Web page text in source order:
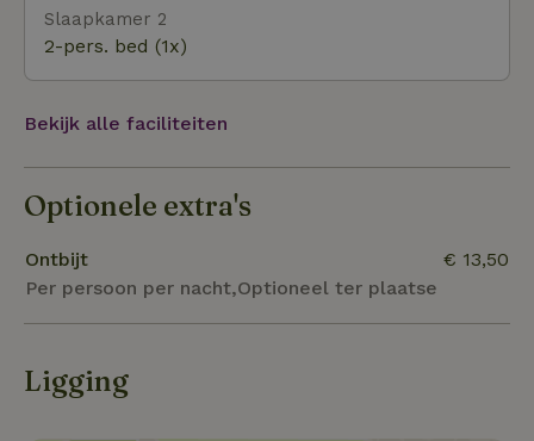
waar het zalig fietsen is.
Slaapkamer 2
2-pers. bed (1x)
Bekijk alle faciliteiten
Optionele extra's
Ontbijt
Per persoon per nacht,Optioneel ter plaatse
€ 13,50
Ligging